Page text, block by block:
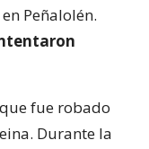
en Peñalolén.
que fue robado
Durante la